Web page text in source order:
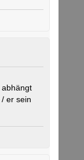
er sein